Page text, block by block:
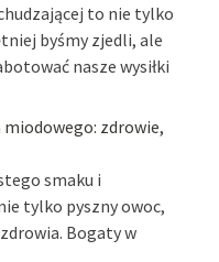
to nie tylko
byśmy zjedli, ale
nasze wysiłki
miodowego: zdrowie,
smaku i
tylko pyszny owoc,
Bogaty w